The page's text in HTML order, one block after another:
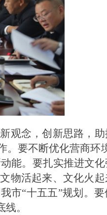
观念，创新思路，
。要不断优化营商环
能。要扎实推进文
物活起来、文化火
市“十五五”规划。
。